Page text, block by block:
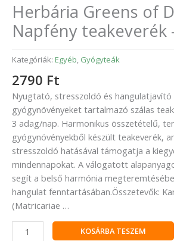
Herbária Greens of
Napfény teakeverék
Kategóriák: Egyéb, Gyógyteák
2790 Ft
Nyugtató, stresszoldó és hangulatjavító
gyógynövényeket tartalmazó szálas
3 adag/nap. Harmonikus összetételű,
gyógynövényekből készült teakeverék,
stresszoldó hatásával támogatja a
mindennapokat. A válogatott
segít a belső harmónia
hangulat fenntartásában.Összetevők:
(Matricariae …
KOSÁRBA TESZEM